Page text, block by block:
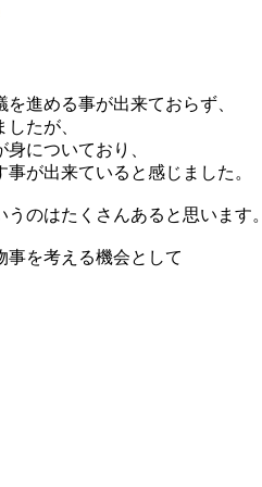
進める事が出来ておらず、
たが、
についており、
が出来ていると感じました。
のはたくさんあると思います。
事を考える機会として